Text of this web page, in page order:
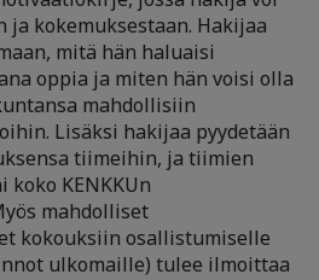
ja kokemuksestaan. Hakijaa
mitä hän haluaisi
oppia ja miten hän voisi olla
mahdollisiin
Lisäksi hakijaa pyydetään
tiimeihin, ja tiimien
KENKKUn
mahdolliset
kokouksiin osallistumiselle
ulkomaille) tulee ilmoittaa